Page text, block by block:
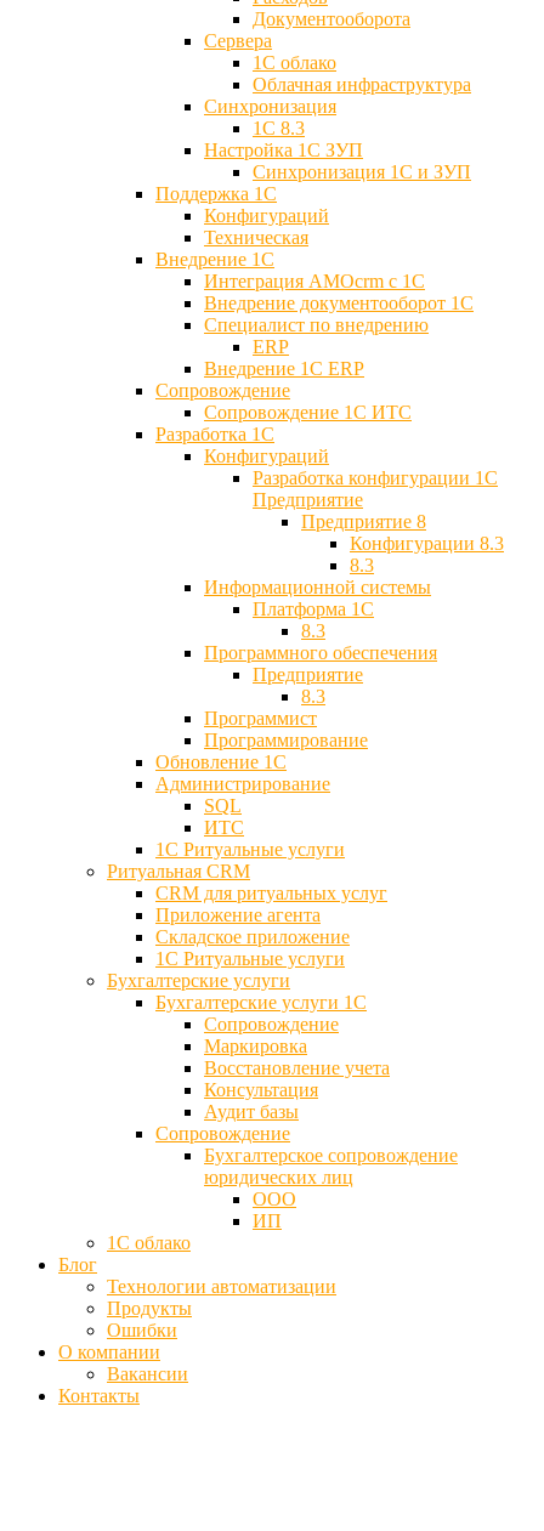
Документооборота
Сервера
1С облако
Облачная инфраструктура
Синхронизация
1С 8.3
Настройка 1С ЗУП
Синхронизация 1С и ЗУП
Поддержка 1С
Конфигураций
Техническая
Внедрение 1С
Интеграция AMOcrm с 1C
Внедрение документооборот 1С
Специалист по внедрению
ERP
Внедрение 1С ERP
Cопровождение
Cопровождение 1С ИТС
Разработка 1C
Конфигураций
Разработка конфигурации 1С
Предприятие
Предприятие 8
Конфигурации 8.3
8.3
Информационной системы
Платформа 1С
8.3
Программного обеспечения
Предприятие
8.3
Программист
Программирование
Обновление 1С
Администрирование
SQL
ИТС
1С Ритуальные услуги
Ритуальная CRM
CRM для ритуальных услуг
Приложение агента
Складское приложение
1С Ритуальные услуги
Бухгалтерские услуги
Бухгалтерские услуги 1С
Сопровождение
Маркировка
Восстановление учета
Консультация
Аудит базы
Cопровождение
Бухгалтерское сопровождение
юридических лиц
ООО
ИП
1С облако
Блог
Технологии автоматизации
Продукты
Ошибки
О компании
Вакансии
Контакты